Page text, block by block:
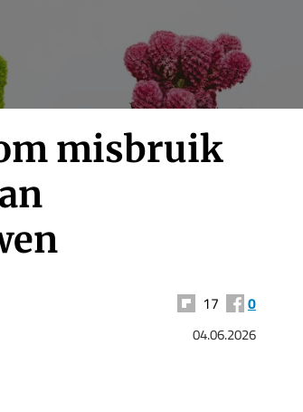
misbruik
17 0
04.06.2026